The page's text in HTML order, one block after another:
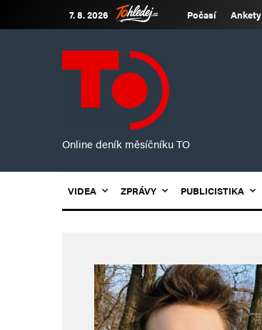
7. 8. 2026 Počasí Ankety
Online deník měsíčníku TO
VIDEA ZPRÁVY PUBLICISTIKA